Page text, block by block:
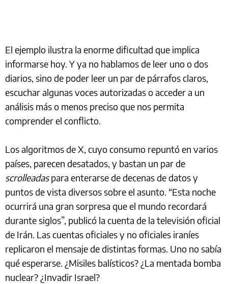
El ejemplo ilustra la enorme dificultad que implica
informarse hoy. Y ya no hablamos de leer uno o dos
diarios, sino de poder leer un par de párrafos claros,
escuchar algunas voces autorizadas o acceder a un
análisis más o menos preciso que nos permita
comprender el conflicto.
Los algoritmos de X, cuyo consumo repuntó en varios
países, parecen desatados, y bastan un par de
scrolleadaspara enterarse de decenas de datos y
puntos de vista diversos sobre el asunto. “Esta noche
ocurrirá una gran sorpresa que el mundo recordará
durante siglos”, publicó la cuenta de la televisión oficial
de Irán. Las cuentas oficiales y no oficiales iraníes
replicaron el mensaje de distintas formas. Uno no sabía
qué esperarse. ¿Misiles balísticos? ¿La mentada bomba
nuclear? ¿Invadir Israel?